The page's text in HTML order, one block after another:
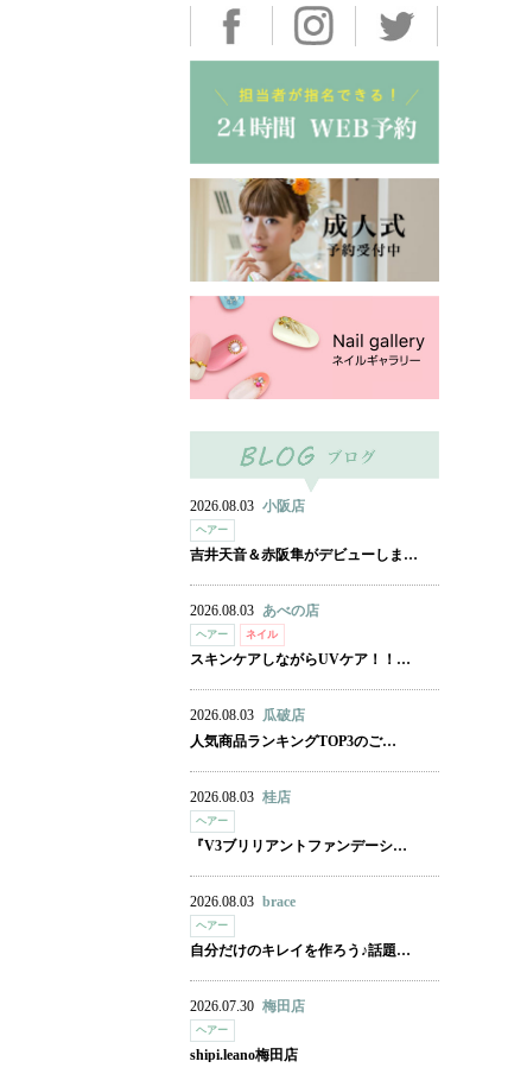
2026.08.03 小阪店
ヘアー
吉井天音＆赤阪隼がデビューしま…
2026.08.03 あべの店
ヘアー ネイル
スキンケアしながらUVケア！！…
2026.08.03
瓜破店
人気商品ランキングTOP3のご…
2026.08.03 桂店
ヘアー
『V3ブリリアントファンデーシ…
2026.08.03 brace
ヘアー
自分だけのキレイを作ろう♪話題…
2026.07.30 梅田店
ヘアー
shipi.leano梅田店